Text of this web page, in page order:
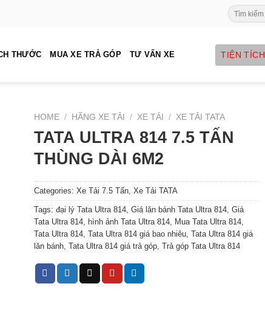
Search
for:
THƯỚC MUA XE TRẢ GÓP TƯ VẤN XE TIỆN TÍCH
HOME / HÃNG XE TẢI / XE TẢI / XE TẢI TATA
TATA ULTRA 814 7.5 TẤN
THÙNG DÀI 6M2
Categories: Xe Tải 7.5 Tấn Xe Tải TATA
Tags: đại lý Tata Ultra 814 Giá lăn bánh Tata Ultra 814 Giá
Tata Ultra 814
hình ảnh Tata Ultra 814 Mua Tata Ultra 814
Tata Ultra 814 Tata Ultra 814 giá bao nhiêu Tata Ultra 814 giá
lăn bánh Tata Ultra 814 giá trả góp Trả góp Tata Ultra 814